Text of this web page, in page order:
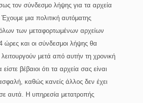
τον σύνδεσμο λήψης για τα αρχεία
μια πολιτική αυτόματης
των μεταφορτωμένων αρχείων
ώρες και οι σύνδεσμοι λήψης θα
μετά από αυτήν τη χρονική
βέβαιοι ότι τα αρχεία σας είναι
καθώς κανείς άλλος δεν έχει
αυτά. Η υπηρεσία μετατροπής